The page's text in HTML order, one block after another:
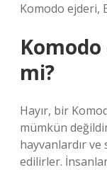
Komodo ejderi,
mi?
Hayır, bir
mümkün
hayvanlardır
edilirler.